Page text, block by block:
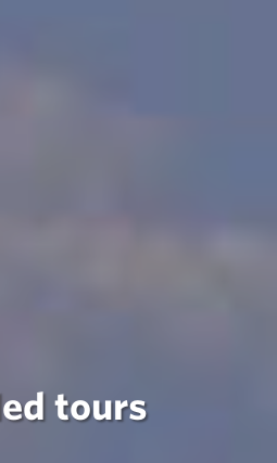
tours